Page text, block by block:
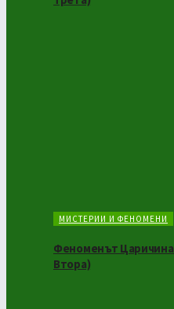
МИСТЕРИИ И ФЕНОМЕНИ
Феноменът Царичина
Втора)